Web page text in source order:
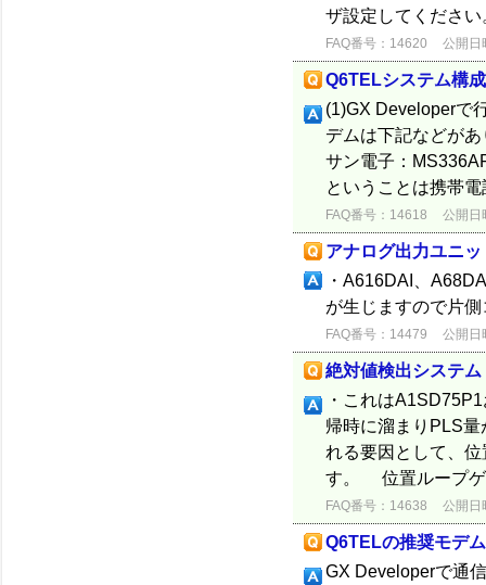
ザ設定してくださ
FAQ番号：14620 公開日
Q6TELシステム構
(1)GX Developerで
デムは下記などが
サン電子：
ということは携帯
FAQ番号：14618 公開日
アナログ出力ユニ
・A616DAI、
が生じますので片
FAQ番号：14479 公開日
絶対値検出システム
・これは
帰時に溜まりPLS
れる要因として、
す。 位置ループゲ
FAQ番号：14638 公開日
Q6TELの推奨モデ
GX Developerで通